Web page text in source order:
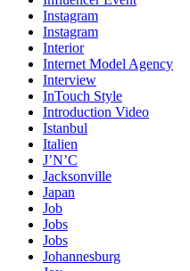
Instagram
Instagram
Interior
Internet Model Agency
Interview
InTouch Style
Introduction Video
Istanbul
Italien
J’N’C
Jacksonville
Japan
Job
Jobs
Jobs
Johannesburg